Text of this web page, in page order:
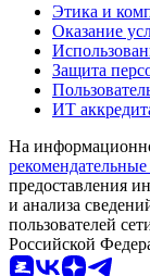
Этика и
Оказание
Защита
ИТ
На
предоставления
и анализа
пользователей
Российской